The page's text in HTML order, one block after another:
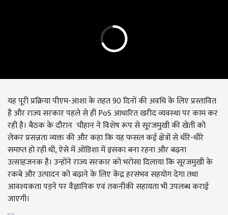
यह पूरी प्रक्रिया पीएम-आशा के तहत 90 दिनों की अवधि के लिए प्रस्तावित
है और राज्य सरकार पहले से ही PoS आधारित खरीद व्यवस्था पर काम कर
रही है। बैठक के दौरान चौहान ने विशेष रूप से सूरजमुखी की खेती को
लेकर प्रसन्नता व्यक्त की और कहा कि यह फसल कई क्षेत्रों से धीरे-धीरे
समाप्त हो रही थी, ऐसे में ओडिशा में इसका बना रहना और बढ़ना
उत्साहजनक है। उन्होंने राज्य सरकार को भरोसा दिलाया कि सूरजमुखी के
रकबे और उत्पादन को बढ़ाने के लिए केंद्र हरसंभव सहयोग देगा तथा
आवश्यकता पड़ने पर वैज्ञानिक एवं तकनीकी सहायता भी उपलब्ध कराई
जाएगी।